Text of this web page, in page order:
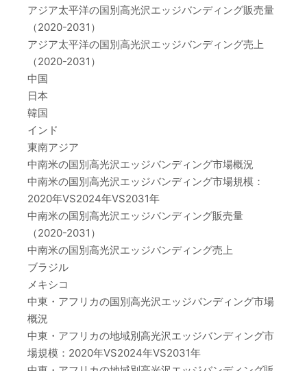
アジア太平洋の国別高光沢エッジバンディング販売量
（2020-2031）
アジア太平洋の国別高光沢エッジバンディング売上
（2020-2031）
中国
日本
韓国
インド
東南アジア
中南米の国別高光沢エッジバンディング市場概況
中南米の国別高光沢エッジバンディング市場規模：
2020年VS2024年VS2031年
中南米の国別高光沢エッジバンディング販売量
（2020-2031）
中南米の国別高光沢エッジバンディング売上
ブラジル
メキシコ
中東・アフリカの国別高光沢エッジバンディング市場
概況
中東・アフリカの地域別高光沢エッジバンディング市
場規模：2020年VS2024年VS2031年